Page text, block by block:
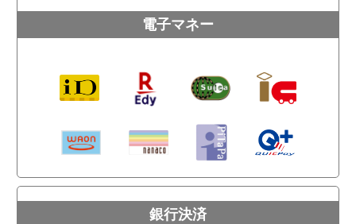
電子マネー
銀行決済